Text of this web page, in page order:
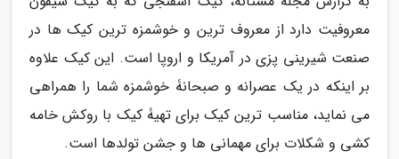
معروفیت دارد از معروف ترین و خوشمزه ترین کیک ها در
صنعت شیرینی پزی در آمریکا و اروپا است. این کیک علاوه
بر اینکه در یک عصرانه و صبحانۀ خوشمزه شما را همراهی
می نماید، مناسب ترین کیک برای تهیۀ کیک با روکش خامه
کشی و شکلات برای مهمانی ها و جشن تولدها است.